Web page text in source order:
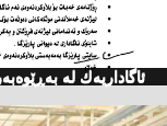
ئاگاداریه‌ك له‌